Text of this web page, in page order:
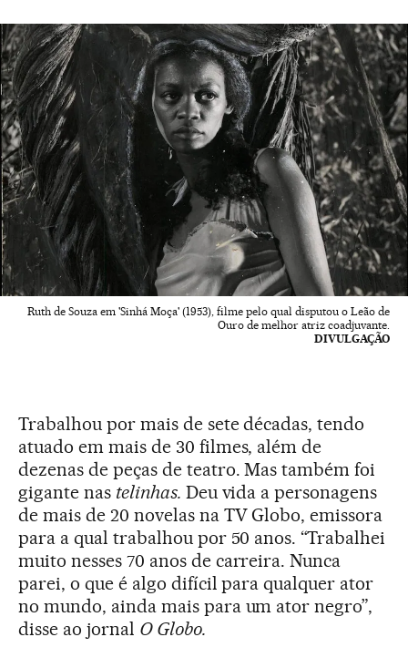
Ruth de Souza em 'Sinhá Moça' (1953), filme pelo qual disputou o Leão de
Ouro de melhor atriz coadjuvante.
DIVULGAÇÃO
Trabalhou por mais de sete décadas, tendo
atuado em mais de 30 filmes, além de
dezenas de peças de teatro. Mas também foi
gigante nas telinhas. Deu vida a personagens
de mais de 20 novelas na TV Globo, emissora
para a qual trabalhou por 50 anos. “Trabalhei
muito nesses 70 anos de carreira. Nunca
parei, o que é algo difícil para qualquer ator
no mundo, ainda mais para um ator negro”,
disse ao jornal O Globo.